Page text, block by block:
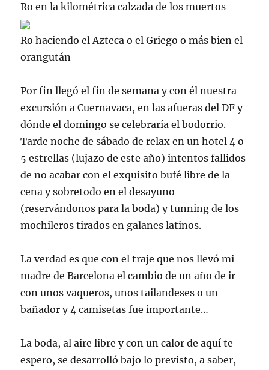
Ro en la kilométrica calzada de los muertos
Ro haciendo el Azteca o el Griego o más bien el
orangután
Por fin llegó el fin de semana y con él nuestra
excursión aCuernavaca, en las afueras delDF y
dónde el domingo se celebraría el bodorrio.
Tarde noche de sábado derelax en un hotel 4 o
5 estrellas (lujazo de este año) intentos fallidos
de no acabar con el exquisito bufé libre de la
cena y sobretodo en el desayuno
(reservándonos para la boda) ytunning de los
mochileros tirados en galanes latinos.
La verdad es que con el traje que nos llevó mi
madre de Barcelona el cambio de un año de ir
con unos vaqueros, unostailandeses o un
bañador y 4 camisetas fue importante…
La boda, al aire libre y con un calor de aquí te
espero, se desarrolló bajo lo previsto, a saber,